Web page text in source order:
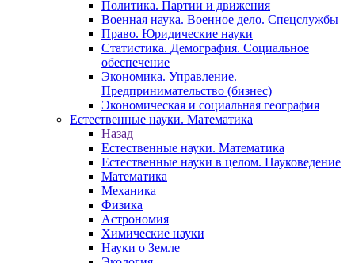
Политика. Партии и движения
Военная наука. Военное дело. Спецслужбы
Право. Юридические науки
Статистика. Демография. Социальное
обеспечение
Экономика. Управление.
Предпринимательство (бизнес)
Экономическая и социальная география
Естественные науки. Математика
Назад
Естественные науки. Математика
Естественные науки в целом. Науковедение
Математика
Механика
Физика
Астрономия
Химические науки
Науки о Земле